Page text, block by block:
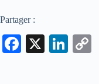
Partager :
Fa
X
Li